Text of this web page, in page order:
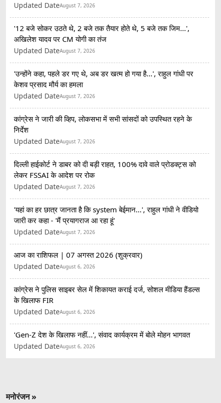
Updated DateAugust 7, 2026
'12 बजे सोकर उठते थे, 2 बजे तक तैयार होते थे, 5 बजे तक जिम...',
अखिलेश यादव पर CM योगी का तंज
Updated DateAugust 7, 2026
'उन्होंने कहा, पहले डर गए थे, अब डर खत्म हो गया है...', राहुल गांधी पर
केशव प्रसाद मौर्य का हमला
Updated DateAugust 7, 2026
कांग्रेस ने जारी की व्हिप, लोकसभा में सभी सांसदों को उपस्थित रहने के
निर्देश
Updated DateAugust 7, 2026
दिल्ली हाईकोर्ट ने डाबर को दी बड़ी राहत, 100% दावे वाले प्रोडक्ट्स को
लेकर FSSAI के आदेश पर रोक
Updated DateAugust 7, 2026
'यहां का हर छात्र जानता है कि system बेईमान...', राहुल गांधी ने वीडियो
जारी कर कहा - 'मैं प्रयागराज आ रहा हूं'
Updated DateAugust 7, 2026
आज का राशिफल | 07 अगस्त 2026 (शुक्रवार)
Updated DateAugust 6, 2026
कांग्रेस ने पुलिस साइबर सेल में शिकायत कराई दर्ज, सोशल मीडिया हैंडल्स
के खिलाफ FIR
Updated DateAugust 6, 2026
'Gen-Z देश के खिलाफ नहीं...', संवाद कार्यक्रम में बोले मोहन भागवत
Updated DateAugust 6, 2026
मनोरंजन »